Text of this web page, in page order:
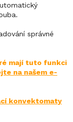
správné
mají tuto funkci
na našem e-
konvektomaty